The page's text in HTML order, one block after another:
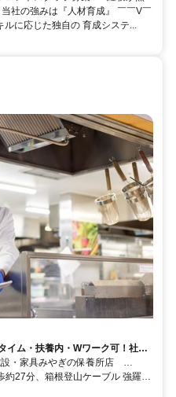
社の強みは『人材育成』 ￣￣V￣
に応じた独自の 育成システ...
イム・扶養内・Wワーク可！社員
・家具みやぎの保養所店
約27分、箱根登山ケーブル 強羅南
徒歩約27分